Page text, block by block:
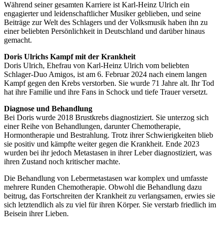
Während seiner gesamten Karriere ist Karl-Heinz Ulrich ein
engagierter und leidenschaftlicher Musiker geblieben, und seine
Beiträge zur Welt des Schlagers und der Volksmusik haben ihn zu
einer beliebten Persönlichkeit in Deutschland und darüber hinaus
gemacht.
Doris Ulrichs Kampf mit der Krankheit
Doris Ulrich, Ehefrau von Karl-Heinz Ulrich vom beliebten
Schlager-Duo Amigos, ist am 6. Februar 2024 nach einem langen
Kampf gegen den Krebs verstorben. Sie wurde 71 Jahre alt. Ihr Tod
hat ihre Familie und ihre Fans in Schock und tiefe Trauer versetzt.
Diagnose und Behandlung
Bei Doris wurde 2018 Brustkrebs diagnostiziert. Sie unterzog sich
einer Reihe von Behandlungen, darunter Chemotherapie,
Hormontherapie und Bestrahlung. Trotz ihrer Schwierigkeiten blieb
sie positiv und kämpfte weiter gegen die Krankheit. Ende 2023
wurden bei ihr jedoch Metastasen in ihrer Leber diagnostiziert, was
ihren Zustand noch kritischer machte.
Die Behandlung von Lebermetastasen war komplex und umfasste
mehrere Runden Chemotherapie. Obwohl die Behandlung dazu
beitrug, das Fortschreiten der Krankheit zu verlangsamen, erwies sie
sich letztendlich als zu viel für ihren Körper. Sie verstarb friedlich im
Beisein ihrer Lieben.